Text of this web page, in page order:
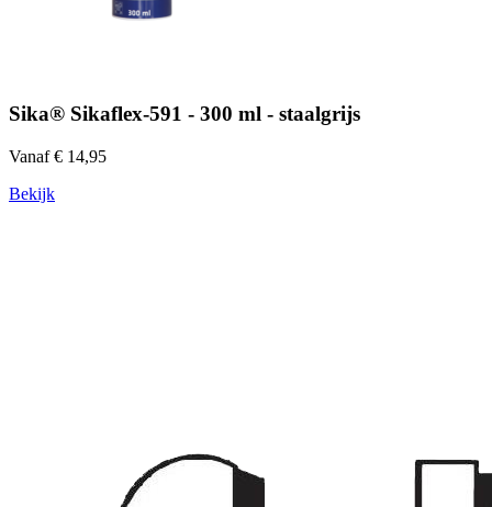
Sika® Sikaflex-591 - 300 ml - staalgrijs
Vanaf € 14,95
Bekijk